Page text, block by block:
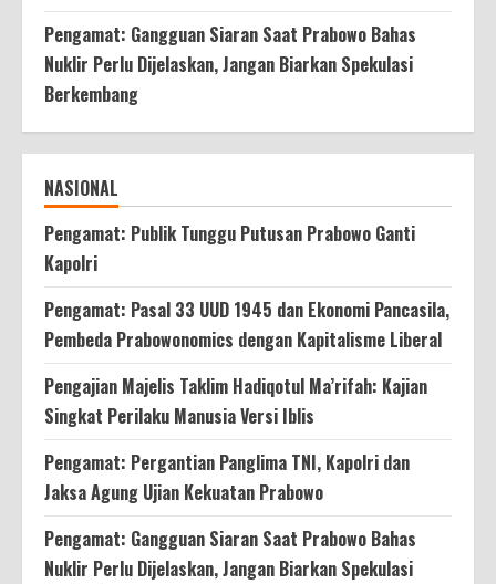
Pengamat: Gangguan Siaran Saat Prabowo Bahas
Nuklir Perlu Dijelaskan, Jangan Biarkan Spekulasi
Berkembang
NASIONAL
Pengamat: Publik Tunggu Putusan Prabowo Ganti
Kapolri
Pengamat: Pasal 33 UUD 1945 dan Ekonomi Pancasila,
Pembeda Prabowonomics dengan Kapitalisme Liberal
Pengajian Majelis Taklim Hadiqotul Ma’rifah: Kajian
Singkat Perilaku Manusia Versi Iblis
Pengamat: Pergantian Panglima TNI, Kapolri dan
Jaksa Agung Ujian Kekuatan Prabowo
Pengamat: Gangguan Siaran Saat Prabowo Bahas
Nuklir Perlu Dijelaskan, Jangan Biarkan Spekulasi